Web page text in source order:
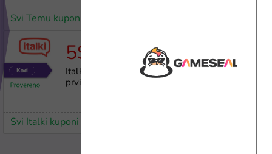
Svi Temu kuponi
5$
Italki kupon za 5$ na
prvi onlajn kurs jezika
Svi Italki kuponi Svi